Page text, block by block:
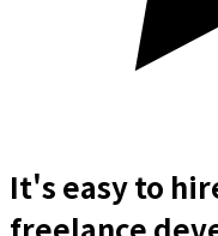
It's easy to